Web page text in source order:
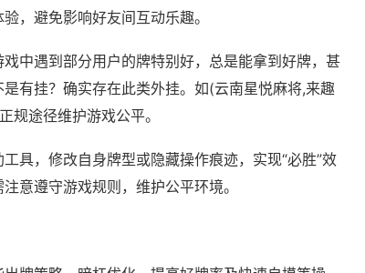
，避免影响好友间互动乐趣。
中遇到部分用户的牌特别好，总是能拿到好牌，甚
有挂？确实存在此类外挂。如(云南星悦麻将,来趣
规途径维护游戏公平。
具，修改自身牌型或隐藏操作痕迹，实现“必胜”效
意遵守游戏规则，维护公平环境。